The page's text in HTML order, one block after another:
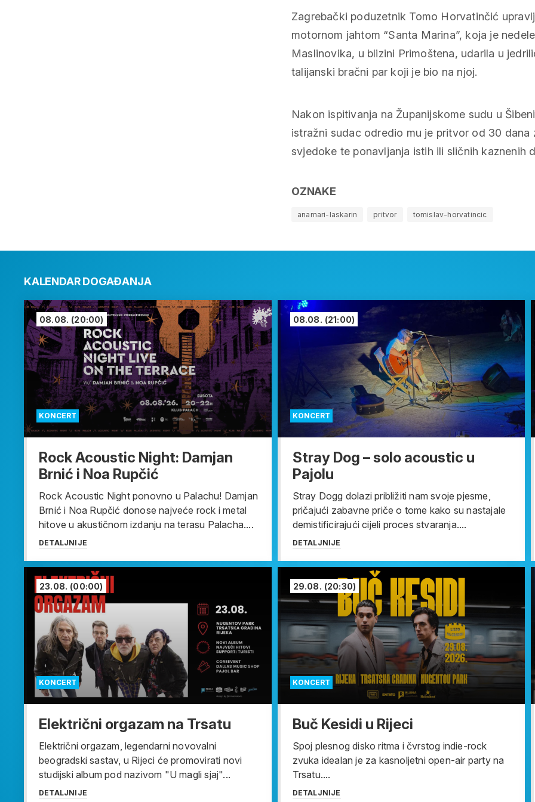
Zagrebački poduzetnik Tomo Horvatinčić
motornom jahtom “Santa Marina”, koja je
Maslinovika, u blizini Primoštena, udarila u
talijanski bračni par koji je bio na njoj.
Nakon ispitivanja na Županijskome sudu u
istražni sudac odredio mu je pritvor od 30 dana
svjedoke te ponavljanja istih ili sličnih kaznenih
OZNAKE
anamari-laskarin pritvor tomislav-horvatincic
KALENDAR DOGAĐANJA
KONCERT
08.08. (20:00)
Rock Acoustic Night: Damjan
Brnić i Noa Rupčić
Rock Acoustic Night ponovno u Palachu! Damjan
Brnić i Noa Rupčić donose najveće rock i metal
hitove u akustičnom izdanju na terasu Palacha....
DETALJNIJE
KONCERT
08.08. (21:00)
Stray Dog – solo acoustic u
Pajolu
Stray Dogg dolazi približiti nam svoje pjesme,
pričajući zabavne priče o tome kako su nastajale
demistificirajući cijeli proces stvaranja....
DETALJNIJE
KONCERT
23.08. (00:00)
Električni orgazam na Trsatu
Električni orgazam, legendarni novovalni
beogradski sastav, u Rijeci će promovirati novi
studijski album pod nazivom "U magli sjaj"...
DETALJNIJE
KONCERT
29.08. (20:30)
Buč Kesidi u Rijeci
Spoj plesnog disko ritma i čvrstog indie-rock
zvuka idealan je za kasnoljetni open-air party na
Trsatu....
DETALJNIJE